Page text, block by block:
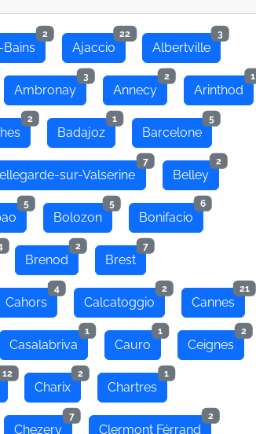
2
Ajaccio
22
Albertville
3
Ambronay
3
Annecy
2
Arinthod
1
2
Badajoz
1
Barcelone
5
sur-Valserine
7
Belley
2
5
Bolozon
5
Bonifacio
6
Brenod
2
Brest
7
Cahors
4
Calcatoggio
2
Cannes
21
Casalabriva
1
Cauro
1
Ceignes
2
12
Charix
2
Chartres
1
Chezery
7
Clermont Férrand
2